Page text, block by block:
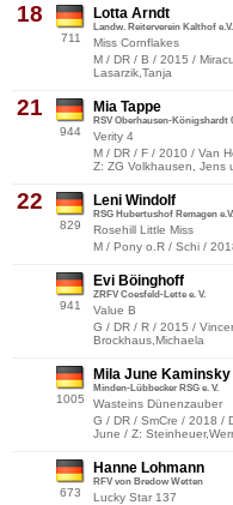
18
711
Lotta Arndt
Landw. Reiterverein Kalthof e.V.
Miss Cornflakes
M / DR / B / 2015 /
Lasarzik,Tanja
21
944
Mia Tappe
RSV Oberhausen-Königshardt
Verity 4
M / DR / F / 2010 / Van
Z: ZG Volkhausen, Jens
22
829
Leni Windolf
RSG Hubertushof Remagen e.V.
Rosehill Little Miss
M / Pony o.R / Schi /
941
Evi Böinghoff
ZRFV Coesfeld-Lette e. V.
Value B
G / DR / R / 2015 /
Brockhaus,Michaela
1005
Mila June Kaminsky
Minden-Lübbecker RSG e. V.
Wasteins Dünenzauber
G / DR / SmCre / 2018 /
June / Z:
673
Hanne Lohmann
RFV von Bredow Wetten
Lucky Star 137